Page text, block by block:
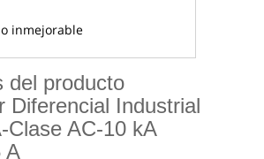
inmejorable
del producto
Diferencial Industrial
Clase AC-10 kA
A